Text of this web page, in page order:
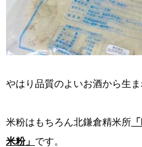
やはり品質のよいお酒から生ま
米粉はもちろん北鎌倉精米所
米粉」 です。